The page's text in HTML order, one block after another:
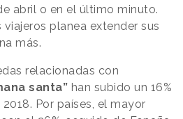
abril o en el último minuto.
planea extender sus
más.
relacionadas con
santa” han subido un 16%
Por países, el mayor